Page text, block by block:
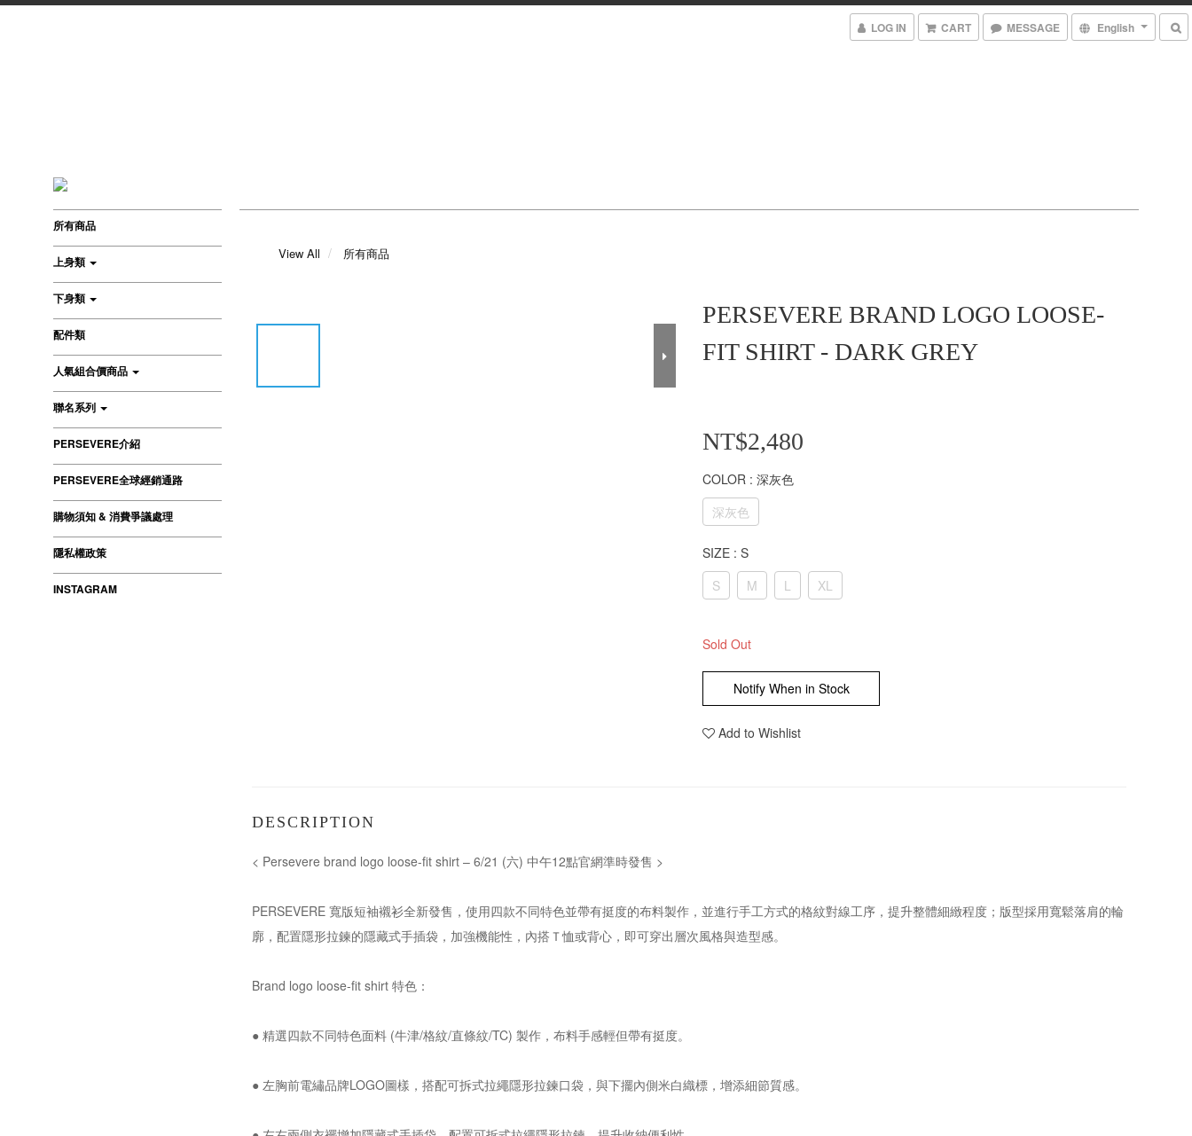
LOG IN CART MESSAGE English
所有商品
上身類
下身類
配件類
人氣組合價商品
聯名系列
PERSEVERE介紹
PERSEVERE全球經銷通路
購物須知 & 消費爭議處理
隱私權政策
INSTAGRAM
View All 所有商品
PERSEVERE BRAND LOGO LOOSE-
FIT SHIRT - DARK GREY
NT$2,480
COLOR : 深灰色
深灰色
SIZE : S
S
M L XL
Sold Out
Notify When in Stock
Add to Wishlist
DESCRIPTION
< Persevere brand logo loose-fit shirt – 6/21 (六) 中午12點官網準時發售 >
PERSEVERE 寬版短袖襯衫全新發售，使用四款不同特色並帶有挺度的布料製作，並進行手工方式的格紋對線工序，提升整體細緻程度；版型採用寬鬆落肩的輪
廓，配置隱形拉鍊的隱藏式手插袋，加強機能性，內搭Ｔ恤或背心，即可穿出層次風格與造型感。
Brand logo loose-fit shirt 特色：
● 精選四款不同特色面料 (牛津/格紋/直條紋/TC) 製作，布料手感輕但帶有挺度。
● 左胸前電繡品牌LOGO圖樣，搭配可拆式拉繩隱形拉鍊口袋，與下擺內側米白織標，增添細節質感。